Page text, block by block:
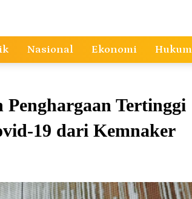
Nasional Ekonomi Hukum
Penghargaan Tertinggi
19 dari Kemnaker